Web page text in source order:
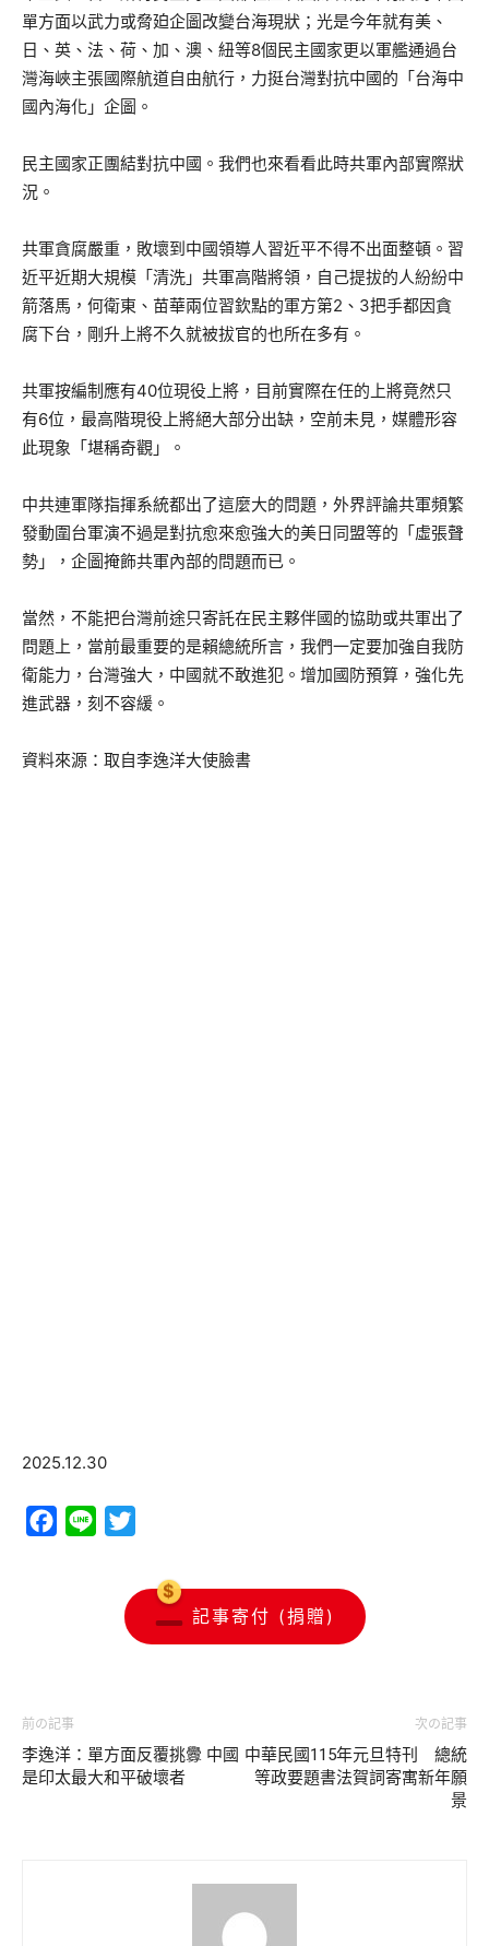
單方面以武力或脅廹企圖改變台海現狀；光是今年就有美、
日、英、法、荷、加、澳、紐等8個民主國家更以軍艦通過台
灣海峽主張國際航道自由航行，力挺台灣對抗中國的「台海中
國內海化」企圖。
民主國家正團結對抗中國。我們也來看看此時共軍內部實際狀
況。
共軍貪腐嚴重，敗壞到中國領導人習近平不得不出面整頓。習
近平近期大規模「清洗」共軍高階將領，自己提拔的人紛紛中
箭落馬，何衛東、苗華兩位習欽點的軍方第2、3把手都因貪
腐下台，剛升上將不久就被拔官的也所在多有。
共軍按編制應有40位現役上將，目前實際在任的上將竟然只
有6位，最高階現役上將絕大部分出缺，空前未見，媒體形容
此現象「堪稱奇觀」。
中共連軍隊指揮系統都出了這麼大的問題，外界評論共軍頻繁
發動圍台軍演不過是對抗愈來愈強大的美日同盟等的「虛張聲
勢」，企圖掩飾共軍內部的問題而已。
當然，不能把台灣前途只寄託在民主夥伴國的協助或共軍出了
問題上，當前最重要的是賴總統所言，我們一定要加強自我防
衛能力，台灣強大，中國就不敢進犯。增加國防預算，強化先
進武器，刻不容緩。
資料來源：取自李逸洋大使臉書
2025.12.30
Facebook
Line
記事寄付 (捐贈)
前の記事
李逸洋：單方面反覆挑釁 中國
是印太最大和平破壞者
次の記事
中華民國115年元旦特刊 總統
等政要題書法賀詞寄寓新年願
景